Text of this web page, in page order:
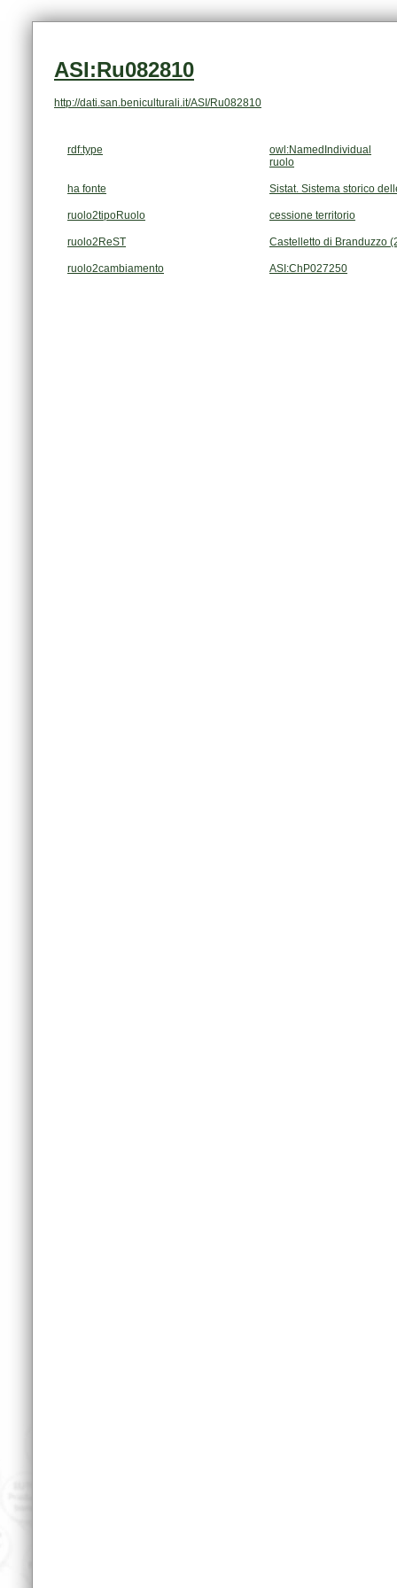
ASI:Ru082810
http://dati.san.beniculturali.it/ASI/Ru082810
rdf:type
owl:NamedIndividual
ruolo
ha fonte Sistat. Sistema storico
ruolo2tipoRuolo cessione territorio
ruolo2ReST Castelletto di Branduzzo
ruolo2cambiamento ASI:ChP027250